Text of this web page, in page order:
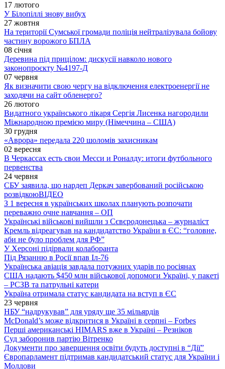
17 лютого
У Білопіллі знову вибух
27 жовтня
На території Сумської громади поліція нейтралізувала бойову
частину ворожого БПЛА
08 січня
Деревина під прицілом: дискусії навколо нового
законопроєкту №4197-Д
07 червня
Як визначити свою чергу на відключення електроенергії не
заходячи на сайт обленерго?
26 лютого
Видатного українського лікаря Сергія Лисенка нагородили
Міжнародною премією миру (Німеччина – США)
30 грудня
«Аврора» передала 220 шоломів захисникам
02 вересня
В Черкассах есть свои Месси и Роналду: итоги футбольного
первенства
24 червня
СБУ заявила, що нардеп Деркач завербований російською
розвідкоюВІДЕО
З 1 вересня в українських школах планують розпочати
переважно очне навчання – ОП
Українські військові вийшли з Сєвєродонецька – журналіст
Кремль відреагував на кандидатство України в ЄС: “головне,
аби не було проблем для РФ”
У Херсоні підірвали колаборанта
Під Рязанню в Росії впав Іл-76
Українська авіація завдала потужних ударів по росіянах
США надають $450 млн військової допомоги Україні, у пакеті
– РСЗВ та патрульні катери
Україна отримала статус кандидата на вступ в ЄС
23 червня
НБУ “надрукував” для уряду ще 35 мільярдів
McDonald’s може відкритися в Україні в серпні – Forbes
Перші американські HIMARS вже в Україні – Резніков
Суд заборонив партію Вітренко
Документи про завершення освіти будуть доступні в “Дії”
Європарламент підтримав кандидатський статус для України і
Молдови